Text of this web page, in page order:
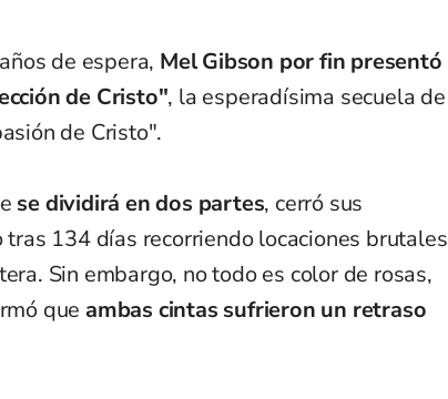
de espera, Mel Gibson por fin presentó
de Cristo", la esperadísima secuela de
de Cristo".
se dividirá en dos partes, cerró sus
134 días recorriendo locaciones brutales
Sin embargo, no todo es color de rosas,
que ambas cintas sufrieron un retraso